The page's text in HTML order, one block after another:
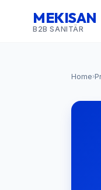
MEKISAN
B2B SANITÄR
Home›